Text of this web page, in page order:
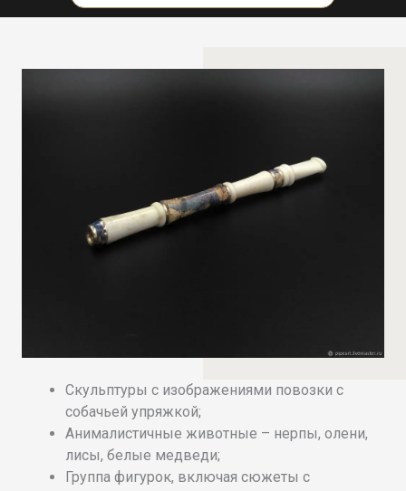
Скульптуры с изображениями повозки с
собачьей упряжкой;
Анималистичные животные – нерпы, олени,
лисы, белые медведи;
Группа фигурок, включая сюжеты с